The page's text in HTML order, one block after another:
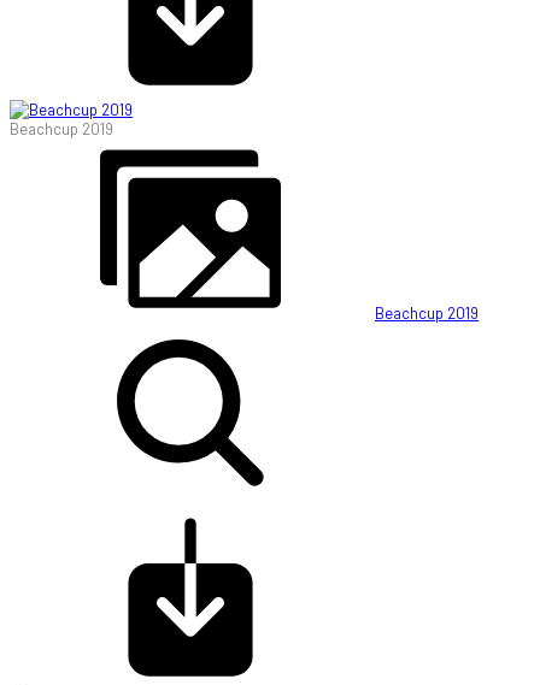
Beachcup 2019
Beachcup 2019